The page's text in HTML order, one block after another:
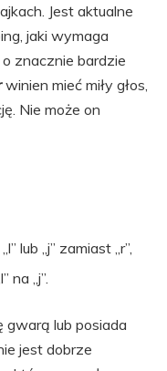
Jest aktualne
jaki wymaga
znacznie bardzie
winien mieć miły głos,
Nie może on
lub „j” zamiast „r”,
na „j”.
gwarą lub posiada
jest dobrze